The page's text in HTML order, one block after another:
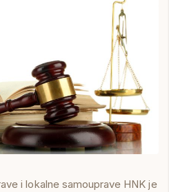
i lokalne samouprave HNK je